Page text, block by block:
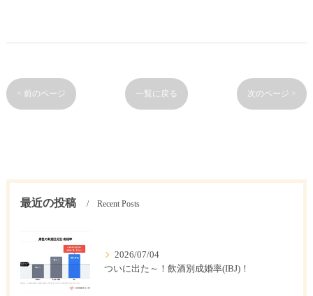
< 前のページ 一覧に戻る 次のページ >
最近の投稿 Recent Posts
2026/07/04
ついに出た～！飲酒別成婚率(IBJ)！